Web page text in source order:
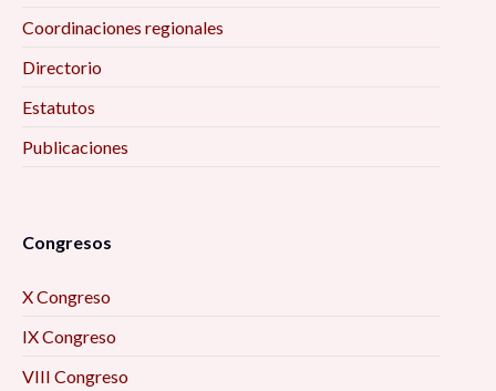
Coordinaciones regionales
Directorio
Estatutos
Publicaciones
Congresos
X Congreso
IX Congreso
VIII Congreso